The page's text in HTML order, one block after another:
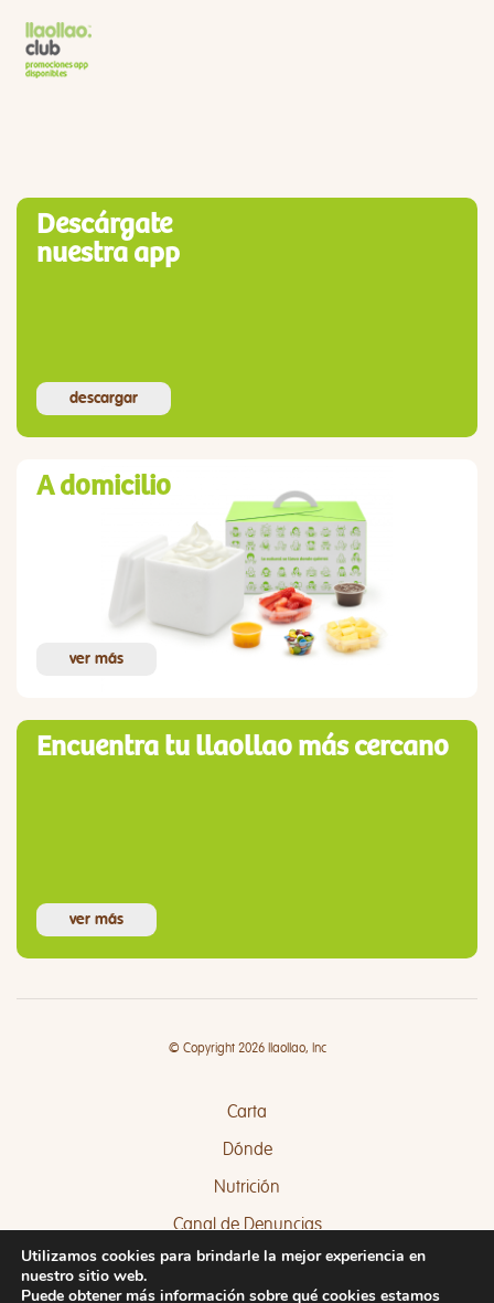
Descárgate
nuestra app
descargar
A domicilio
ver más
Encuentra tu llaollao más cercano
ver más
© Copyright 2026 llaollao, Inc
Carta
Dónde
Nutrición
Canal de Denuncias
Quejas y Sugerencias
Utilizamos cookies para brindarle la mejor experiencia en
nuestro sitio web.
Puede obtener más información sobre qué cookies estamos